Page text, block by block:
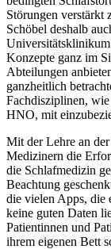
Störungen verstärkt
Schöbel deshalb
Universitätsklinikum
Konzepte ganz im
Abteilungen
ganzheitlich
Fachdisziplinen,
HNO, mit
Mit der Lehre an
Medizinern die
die Schlafmedizin
Beachtung
die vielen Apps, die
keine guten Daten
Patientinnen und
ihrem eigenen Bett